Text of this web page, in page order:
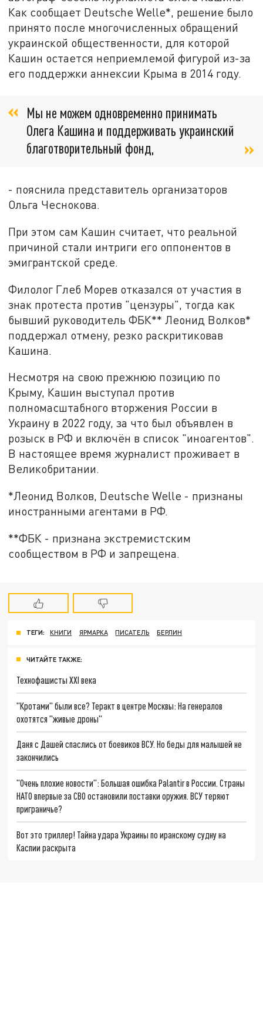
Как сообщает Deutsche Welle*, решение было
принято после многочисленных обращений
украинской общественности, для которой
Кашин остается неприемлемой фигурой из-за
его поддержки аннексии Крыма в 2014 году.
Мы не можем одновременно принимать
Олега Кашина и поддерживать украинский
благотворительный фонд,
- пояснила представитель организаторов
Ольга Чеснокова.
При этом сам Кашин считает, что реальной
причиной стали интриги его оппонентов в
эмигрантской среде.
Филолог Глеб Морев отказался от участия в
знак протеста против "цензуры", тогда как
бывший руководитель ФБК** Леонид Волков*
поддержал отмену, резко раскритиковав
Кашина.
Несмотря на свою прежнюю позицию по
Крыму, Кашин выступал против
полномасштабного вторжения России в
Украину в 2022 году, за что был объявлен в
розыск в РФ и включён в список "иноагентов".
В настоящее время журналист проживает в
Великобритании.
*Леонид Волков, Deutsche Welle - признаны
иностранными агентами в РФ.
**ФБК - признана экстремистским
сообществом в РФ и запрещена.
ТЕГИ: КНИГИ ЯРМАРКА ПИСАТЕЛЬ БЕРЛИН
ЧИТАЙТЕ ТАКЖЕ:
Технофашисты XXI века
"Кротами" были все? Теракт в центре Москвы: На генералов
охотятся "живые дроны"
Даня с Дашей спаслись от боевиков ВСУ. Но беды для малышей не
закончились
"Очень плохие новости": Большая ошибка Palantir в России. Страны
НАТО впервые за СВО остановили поставки оружия. ВСУ теряют
приграничье?
Вот это триллер! Тайна удара Украины по иранскому судну на
Каспии раскрыта